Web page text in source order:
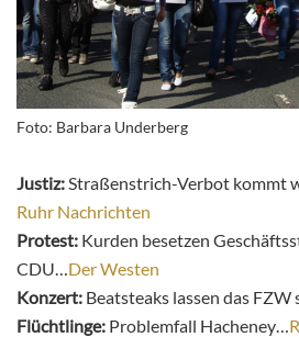
Foto: Barbara Underberg
Justiz: Straßenstrich-Verbot kommt
Ruhr Nachrichten
Protest: Kurden besetzen
CDU… Der Westen
Konzert: Beatsteaks lassen das FZW
Flüchtlinge: Problemfall Hacheney…